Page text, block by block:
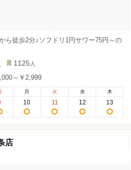
ら徒歩2分♪ソフドリ1円サワー75円～の
1125 人
～￥2,999
月
10
火
11
水
12
木
13
店